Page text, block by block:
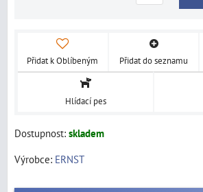
Přidat k Oblíbeným Přidat do seznamu
Hlídací pes
Dostupnost: skladem
Výrobce: ERNST